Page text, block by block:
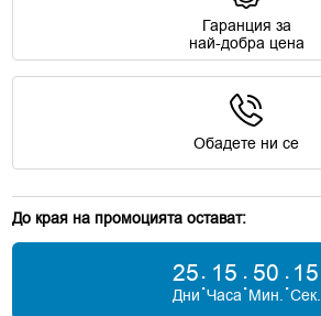
Гаранция за
най-добра цена
Обадете ни се
До края на промоцията остават:
25
Дни: 15
Часа: 50
Мин.:13
Сек.